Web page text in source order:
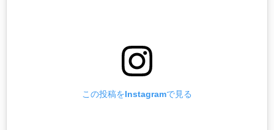
この投稿をInstagramで見る